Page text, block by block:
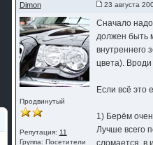
Dimon 23 августа
Продвинутый
Репутация: 11
Группа: Посетители
Сначало
должен быть
внутреннего
цвета).
Если всё это
1) Берём
Лучше всего
сломается, в